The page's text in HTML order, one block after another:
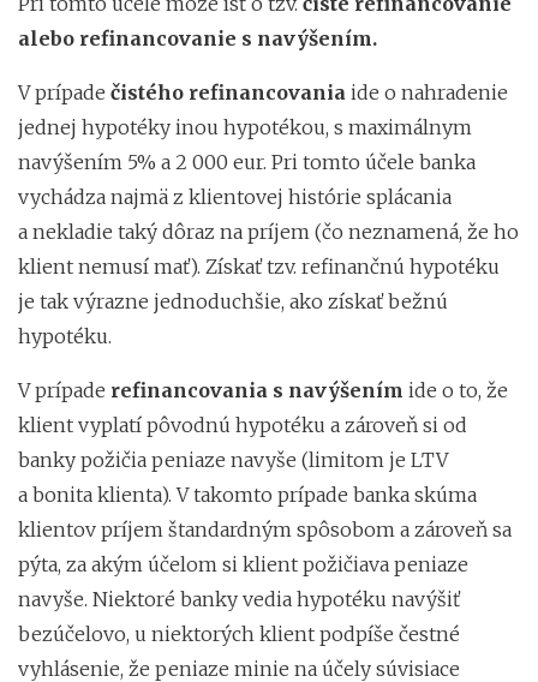
alebo refinancovanie s navýšením.
V prípade čistého refinancovania ide o nahradenie
jednej hypotéky inou hypotékou, s maximálnym
navýšením 5% a 2 000 eur. Pri tomto účele banka
vychádza najmä z klientovej histórie splácania
a nekladie taký dôraz na príjem (čo neznamená, že ho
klient nemusí mať). Získať tzv. refinančnú hypotéku
je tak výrazne jednoduchšie, ako získať bežnú
hypotéku.
V prípade refinancovania s navýšením ide o to, že
klient vyplatí pôvodnú hypotéku a zároveň si od
banky požičia peniaze navyše (limitom je LTV
a bonita klienta). V takomto prípade banka skúma
klientov príjem štandardným spôsobom a zároveň sa
pýta, za akým účelom si klient požičiava peniaze
navyše. Niektoré banky vedia hypotéku navýšiť
bezúčelovo, u niektorých klient podpíše čestné
vyhlásenie, že peniaze minie na účely súvisiace